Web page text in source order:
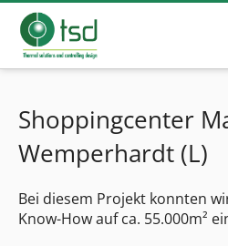
Shoppingcenter
Wemperhardt (L)
Bei diesem Projekt konnten
Know-How auf ca. 55.000m²